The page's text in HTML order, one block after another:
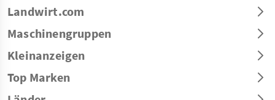
Landwirt.com
Maschinengruppen
Kleinanzeigen
Top Marken